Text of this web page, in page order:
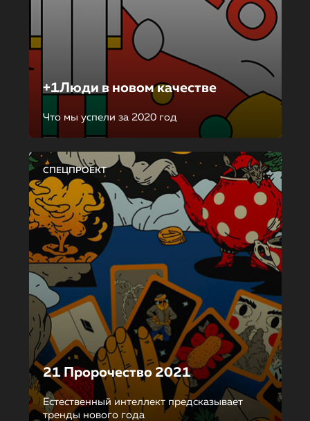
+1Люди в новом качестве
Что мы успели за 2020 год
СПЕЦПРОЕКТ
21 Пророчество 2021
Естественный интеллект предсказывает
тренды нового года